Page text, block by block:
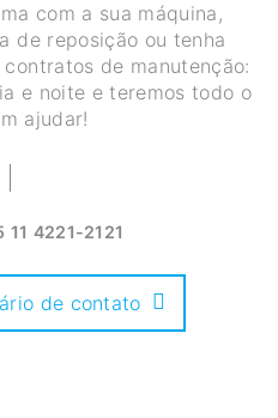
com a sua máquina,
de reposição ou tenha
de manutenção:
e noite e teremos todo o
ajudar!
11 4221-2121
de contato